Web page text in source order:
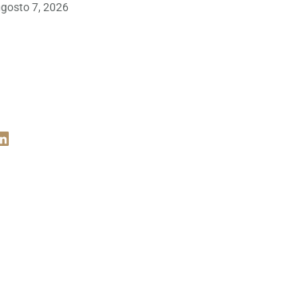
7, 2026